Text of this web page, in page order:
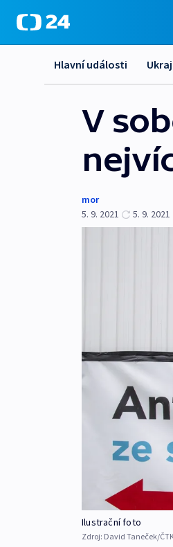
Hlavní události
V
mor
5. 9. 2021
5. 9. 2021
Ilustrační foto
Zdroj: David Taneček/